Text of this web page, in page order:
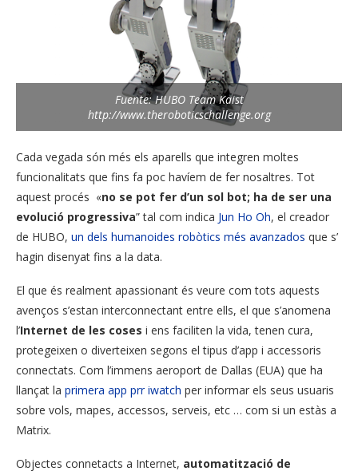
Fuente: HUBO Team Kaist
http://www.theroboticschallenge.org
Cada vegada són més els aparells que integren moltes
funcionalitats que fins fa poc havíem de fer nosaltres. Tot
aquest procés «no se pot fer d’un sol bot; ha de ser una
evolució progressiva” tal com indica Jun Ho Oh, el creador
de HUBO, un dels humanoides robòtics més avanzados que s’
hagin disenyat fins a la data.
El que és realment apassionant és veure com tots aquests
avenços s’estan interconnectant entre ells, el que s’anomena
l’Internet de les coses i ens faciliten la vida, tenen cura,
protegeixen o diverteixen segons el tipus d’app i accessoris
connectats. Com l’immens aeroport de Dallas (EUA) que ha
llançat la primera app prr iwatch per informar els seus usuaris
sobre vols, mapes, accessos, serveis, etc … com si un estàs a
Matrix.
Objectes connetacts a Internet, automatització de